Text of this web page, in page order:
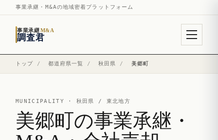
事業承継・M&Aの地域密着プラットフォーム
事業承継M&A
調査君
トップ / 都道府県一覧 / 秋田県 / 美郷町
MUNICIPALITY · 秋田県 / 東北地方
美郷町の事業承継・